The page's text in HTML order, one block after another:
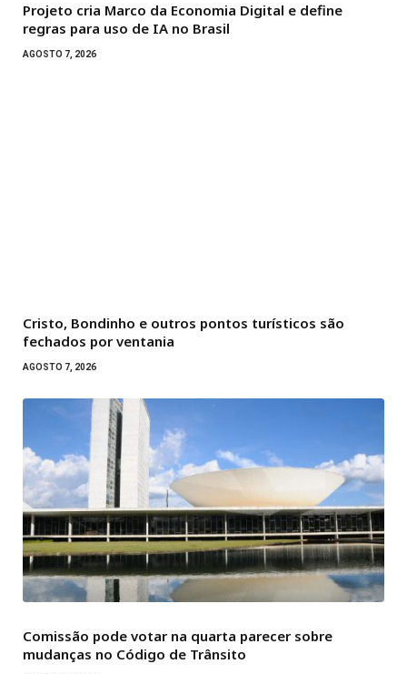
Projeto cria Marco da Economia Digital e define
regras para uso de IA no Brasil
AGOSTO 7, 2026
Cristo, Bondinho e outros pontos turísticos são
fechados por ventania
AGOSTO 7, 2026
Comissão pode votar na quarta parecer sobre
mudanças no Código de Trânsito